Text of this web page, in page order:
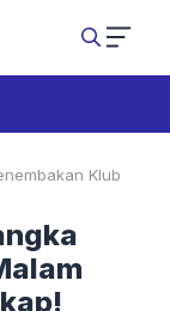
Klub